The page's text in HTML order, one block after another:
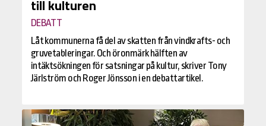
till kulturen
DEBATT
Låt kommunerna få del av skatten från vindkrafts- och
gruvetableringar. Och öronmärk hälften av
intäktsökningen för satsningar på kultur, skriver Tony
Järlström och Roger Jönsson i en debattartikel.